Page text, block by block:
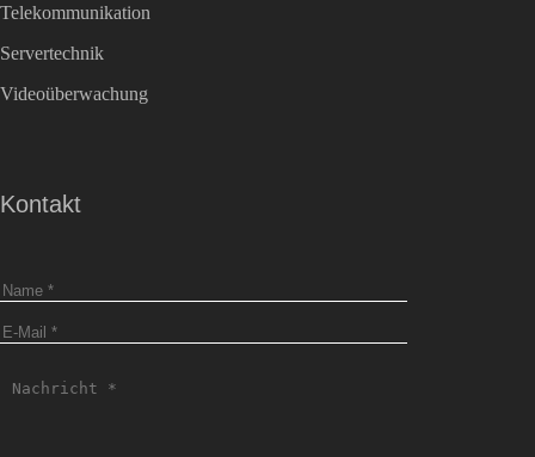
Telekommunikation
Servertechnik
Videoüberwachung
Kontakt